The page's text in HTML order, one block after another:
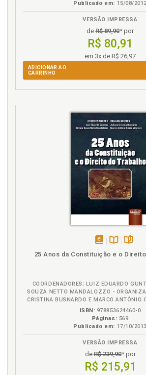
Ordem pública.
estrangeira no direito
sistêmicas, ordem pública e a
2019, p. 95
P
Procedimento da homologação no
Reconhecimento
Reexame do mérito. Juízo de
ao reexame do mérito, p. 37
Regimento Interno do Superior
Requisitos para
estrangeira, p. 33
Rito da homologação de
103
Sentença estrangeira. Conceito e
da homologação de sentença
Sentença estrangeira. Dispensa
Publicado em: 15/08/2012
VERSÃO IMPRESSA
de R$ 89,90* por
R$ 80,91
em 3x de R$ 26,97
ADICIONAR AO
CARRINHO
disponível
em
25 Anos da Constituição e o
COORDENADORES: LUIZ EDUARDO
SOUZA NETTO MANDALOZZO -
CRISTINA BUSNARDO E MARCO ANTÔNIO
ISBN: 978853624460-0
Páginas: 569
Publicado em: 17/10/2013
VERSÃO IMPRESSA
deR$ 239,90* por
R$ 215,91